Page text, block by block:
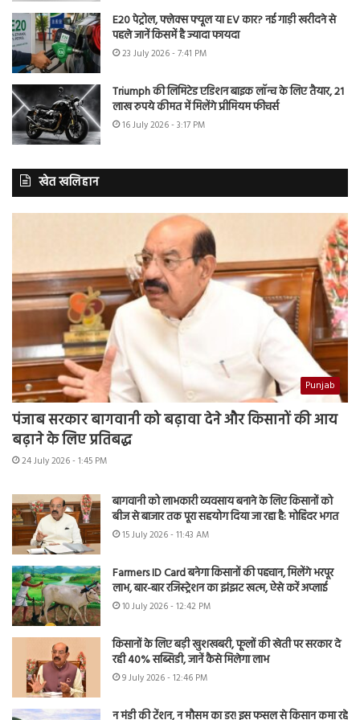
E20 पेट्रोल, फ्लेक्स फ्यूल या EV कार? नई गाड़ी खरीदने से
पहले जानें किसमें है ज्यादा फायदा
23 July 2026 - 7:41 PM
Triumph की लिमिटेड एडिशन बाइक लॉन्च के लिए तैयार, 21
लाख रुपये कीमत में मिलेंगे प्रीमियम फीचर्स
16 July 2026 - 3:17 PM
खेत खलिहान
Punjab
पंजाब सरकार बागवानी को बढ़ावा देने और किसानों की आय
बढ़ाने के लिए प्रतिबद्ध
24 July 2026 - 1:45 PM
बागवानी को लाभकारी व्यवसाय बनाने के लिए किसानों को
बीज से बाजार तक पूरा सहयोग दिया जा रहा है: मोहिंदर भगत
15 July 2026 - 11:43 AM
Farmers ID Card बनेगा किसानों की पहचान, मिलेंगे भरपूर
लाभ, बार-बार रजिस्ट्रेशन का झंझट खत्म, ऐसे करें अप्लाई
10 July 2026 - 12:42 PM
किसानों के लिए बड़ी खुशखबरी, फूलों की खेती पर सरकार दे
रही 40% सब्सिडी, जानें कैसे मिलेगा लाभ
9 July 2026 - 12:46 PM